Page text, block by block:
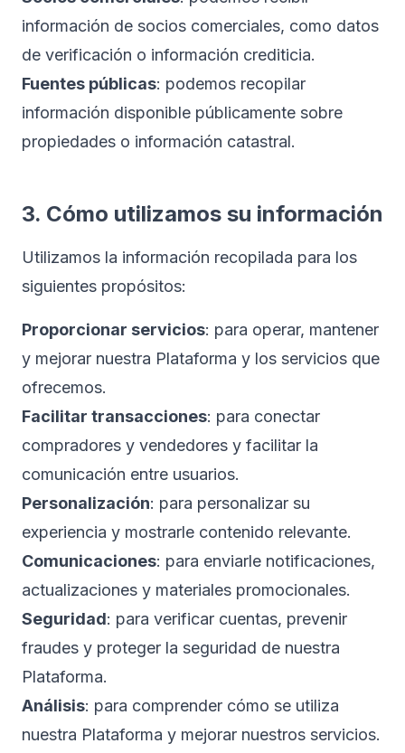
información de socios comerciales, como datos
de verificación o información crediticia.
Fuentes públicas: podemos recopilar
información disponible públicamente sobre
propiedades o información catastral.
3. Cómo utilizamos su información
Utilizamos la información recopilada para los
siguientes propósitos:
Proporcionar servicios: para operar, mantener
y mejorar nuestra Plataforma y los servicios que
ofrecemos.
Facilitar transacciones: para conectar
compradores y vendedores y facilitar la
comunicación entre usuarios.
Personalización: para personalizar su
experiencia y mostrarle contenido relevante.
Comunicaciones: para enviarle notificaciones,
actualizaciones y materiales promocionales.
Seguridad: para verificar cuentas, prevenir
fraudes y proteger la seguridad de nuestra
Plataforma.
Análisis: para comprender cómo se utiliza
nuestra Plataforma y mejorar nuestros servicios.